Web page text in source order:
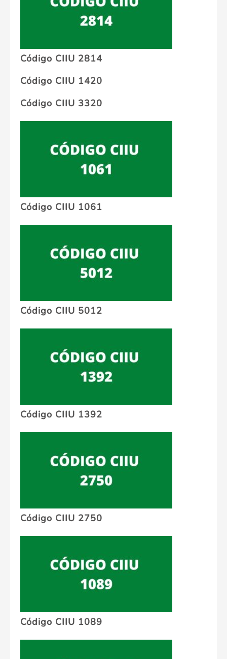
Código CIIU 2814
Código CIIU 1420
Código CIIU 3320
Código CIIU 1061
Código CIIU 5012
Código CIIU 1392
Código CIIU 2750
Código CIIU 1089